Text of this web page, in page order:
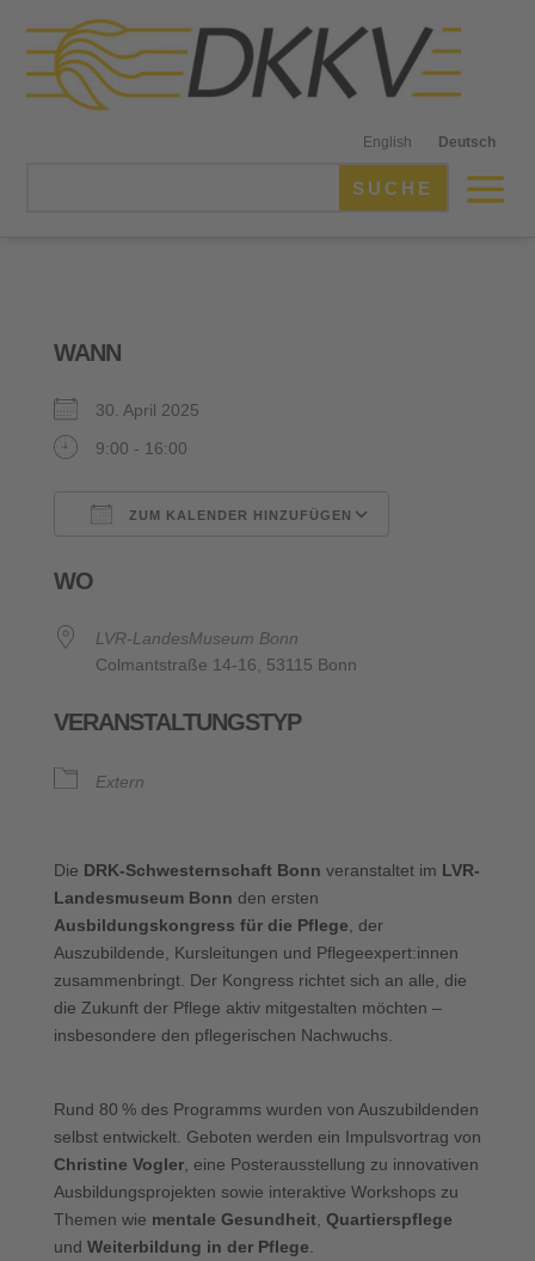
English Deutsch
WANN
30. April 2025
9:00 - 16:00
ZUM KALENDER HINZUFÜGEN
WO
LVR-LandesMuseum Bonn
Colmantstraße 14-16, 53115 Bonn
VERANSTALTUNGSTYP
Extern
Die DRK-Schwesternschaft Bonn veranstaltet im LVR-
Landesmuseum Bonn den ersten
Ausbildungskongress für die Pflege , der
Auszubildende, Kursleitungen und Pflegeexpert:innen
zusammenbringt. Der Kongress richtet sich an alle, die
die Zukunft der Pflege aktiv mitgestalten möchten –
insbesondere den pflegerischen Nachwuchs.
Rund 80 % des Programms wurden von Auszubildenden
selbst entwickelt. Geboten werden ein Impulsvortrag von
Christine Vogler, eine Posterausstellung zu innovativen
Ausbildungsprojekten sowie interaktive Workshops zu
Themen wie mentale Gesundheit, Quartierspflege
und Weiterbildung in der Pflege